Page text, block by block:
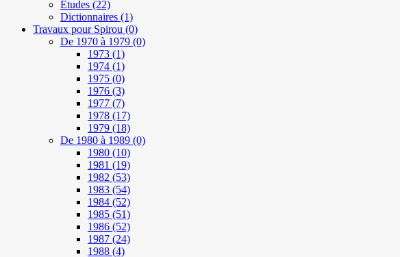
Etudes (22)
Dictionnaires (1)
Travaux pour Spirou (0)
De 1970 à 1979 (0)
1973 (1)
1974 (1)
1975 (0)
1976 (3)
1977 (7)
1978 (17)
1979 (18)
De 1980 à 1989 (0)
1980 (10)
1981 (19)
1982 (53)
1983 (54)
1984 (52)
1985 (51)
1986 (52)
1987 (24)
1988 (4)